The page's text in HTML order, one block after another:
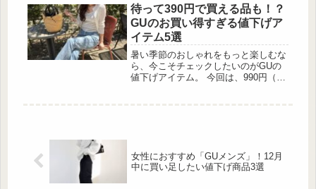
ら、差が付くスタイリングが楽しめる
しまむらのスウェットを紹介します。
他のブランドで既に購入済み…という
方でもこの安さならワードローブに追
加しやすいので要Checkです！季節を
問わず着回しやすい裏毛素材の「BIG
トレーナー」 出典:rumi様ご提供 裏...
待って390円で買える品も！？
GUのお買い得すぎる値下げア
イテム5選
暑い季節のおしゃれをもっと楽しむな
ら、今こそチェックしたいのがGUの
値下げアイテム。 今回は、990円（税
女性におすすめ「GUメンズ」！12月
中に買い足したい値下げ商品3選